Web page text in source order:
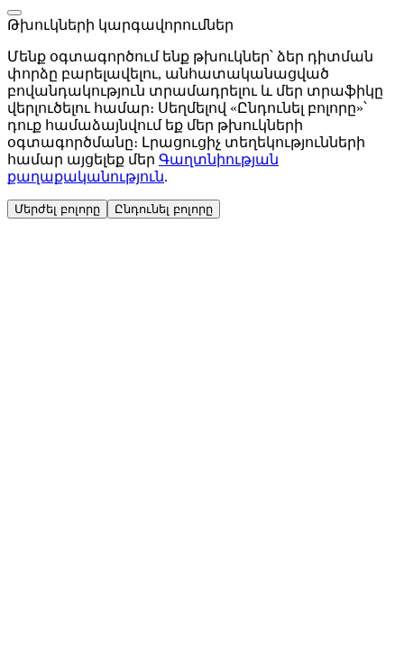
Թխուկների կարգավորումներ
Մենք օգտագործում ենք թխուկներ՝ ձեր դիտման
փորձը բարելավելու, անհատականացված
բովանդակություն տրամադրելու և մեր տրաֆիկը
վերլուծելու համար։ Սեղմելով «Ընդունել բոլորը»՝
դուք համաձայնվում եք մեր թխուկների
օգտագործմանը։ Լրացուցիչ տեղեկությունների
համար այցելեք մեր Գաղտնիության
քաղաքականություն.
Մերժել բոլորը Ընդունել բոլորը